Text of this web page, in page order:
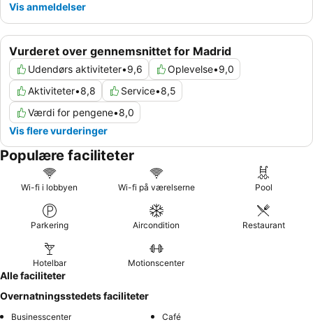
Vurderet over gennemsnittet for Madrid
Udendørs aktiviteter•9,6 Oplevelse•9,0
Aktiviteter•8,8 Service•8,5
Værdi for pengene•8,0
Vis flere vurderinger
Vis anmeldelser
Populære faciliteter
Wi-fi i lobbyen Wi-fi på værelserne Pool
Parkering Aircondition Restaurant
Hotelbar Motionscenter
Alle faciliteter
Overnatningsstedets faciliteter
Businesscenter Café